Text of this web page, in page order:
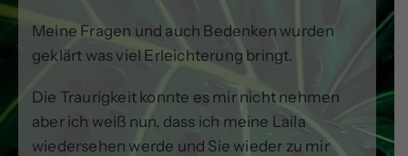
Meine Fragen und auch Bedenken wurden
geklärt was viel Erleichterung bringt.
Die Traurigkeit konnte es mir nicht nehmen
aber ich weiß nun, dass ich meine Laila
wiedersehen werde und Sie wieder zu mir